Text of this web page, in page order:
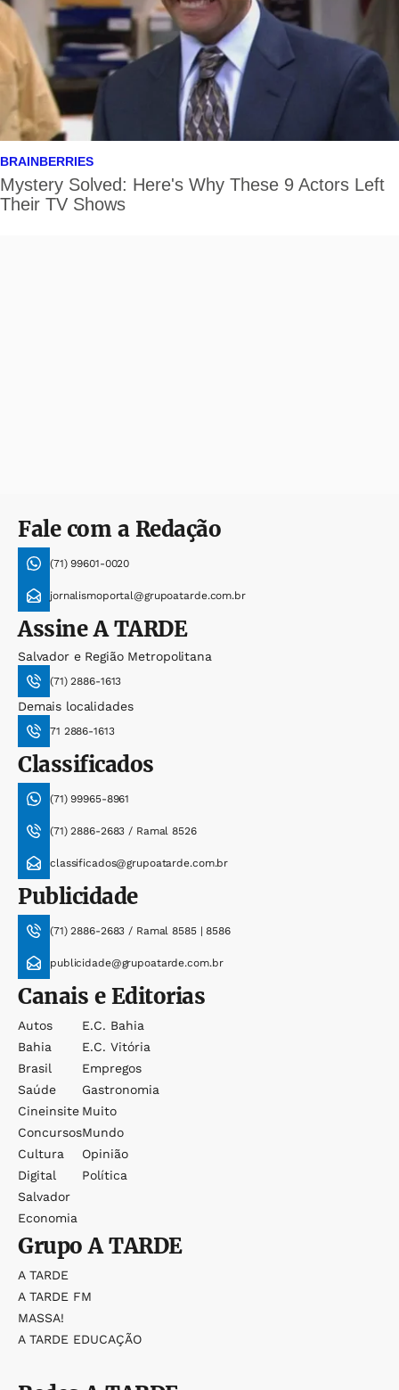
Fale com a Redação
(71) 99601-0020
jornalismoportal@grupoatarde.com.br
AssineA TARDE
Salvador e Região Metropolitana
(71) 2886-1613
Demais localidades
71 2886-1613
Classificados
(71) 99965-8961
(71) 2886-2683 / Ramal 8526
classificados@grupoatarde.com.br
Publicidade
(71) 2886-2683 / Ramal 8585 | 8586
publicidade@grupoatarde.com.br
Canais e Editorias
Autos
Bahia
Brasil
Saúde
Cineinsite
Concursos
Cultura
Digital
Salvador
Economia
E.c. Bahia
E.c. Vitória
Empregos
Gastronomia
Muito
Mundo
Opinião
Política
GrupoA TARDE
A TARDE
A TARDE FM
MASSA!
A TARDE EDUCAÇÃO